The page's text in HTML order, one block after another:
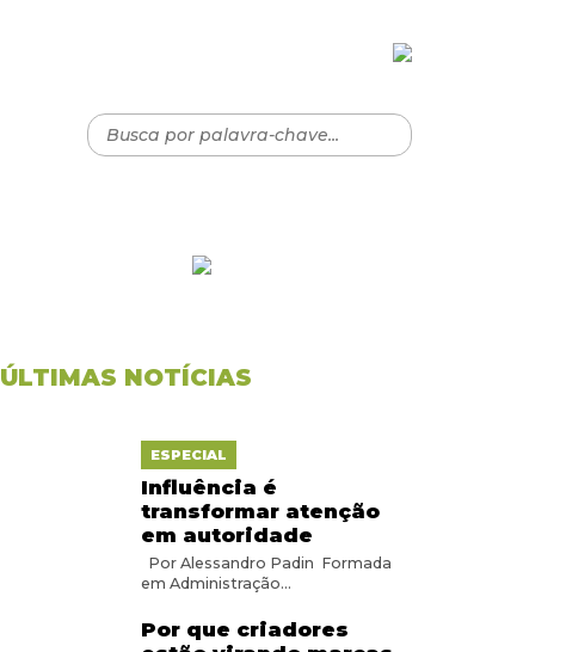
ÚLTIMAS NOTÍCIAS
ESPECIAL
Influência é
transformar atenção
em autoridade
Por Alessandro Padin Formada
em Administração...
Por que criadores